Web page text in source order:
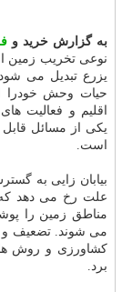
به گزارش خرید و
نوعی تخریب زمین
یزرع تبدیل می
حیات وحش خودرا
اقلیم و فعالیت
یكی از مسائل
است.
بیابان زایی به
علت رخ می دهد
مناطق زمین را
می شوند. تضعیف و
كشاورزی و روش
برد.